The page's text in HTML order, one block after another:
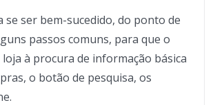
ser bem-sucedido, do ponto de
passos comuns, para que o
à procura de informação básica
o botão de pesquisa, os